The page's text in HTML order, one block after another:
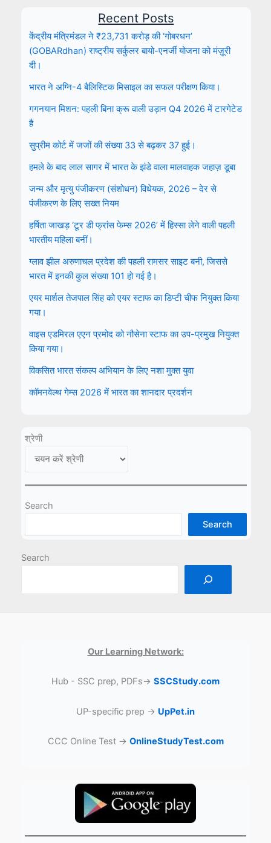
Recent Posts
केंद्रीय मंत्रिमंडल ने ₹23,731 करोड़ की ‘गोबरधन’
(GOBARdhan) राष्ट्रीय सर्कुलर बायो-एनर्जी योजना को मंज़ूरी
दी।
भारत ने अग्नि-4 बैलिस्टिक मिसाइल का सफल परीक्षण किया।
गगनयान मिशन: पहली बिना क्रू वाली उड़ान Q4 2026 में टारगेटेड
है
सुप्रीम कोर्ट में जजों की संख्या 33 से बढ़कर 37 हुई।
हमले के बाद लाल सागर में भारत के झंडे वाला मालवाहक जहाज़ डूबा
जन्म और मृत्यु पंजीकरण (संशोधन) विधेयक, 2026 – देर से
पंजीकरण के लिए सख्त नियम
हर्षिता जाखड़ ‘टूर डी फ्रांस फेम्स 2026’ में हिस्सा लेने वाली पहली
भारतीय महिला बनीं।
ग्लाव झील अरुणाचल प्रदेश की पहली रामसर साइट बनी, जिससे
भारत में इनकी कुल संख्या 101 हो गई है।
एयर मार्शल तेजपाल सिंह को एयर स्टाफ का डिप्टी चीफ नियुक्त किया
गया।
वाइस एडमिरल एएन प्रमोद को नौसेना स्टाफ का उप-प्रमुख नियुक्त
किया गया।
विकसित भारत संकल्प अभियान के लिए नशा मुक्त युवा
कॉमनवेल्थ गेम्स 2026 में भारत का शानदार प्रदर्शन
श्रेणी
Search
Search
Search
Our Learning Network:
Hub - SSC prep, PDFs→ SSCStudy.com
UP-specific prep → UpPet.in
CCC Online Test → OnlineStudyTest.com